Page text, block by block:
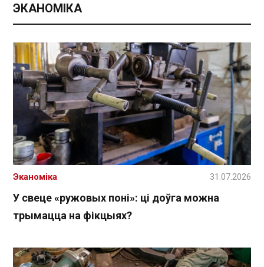
ЭКАНОМІКА
У свеце «ружовых поні»: ці доўга можна
трымацца на фікцыях?
Эканоміка 31.07.2026